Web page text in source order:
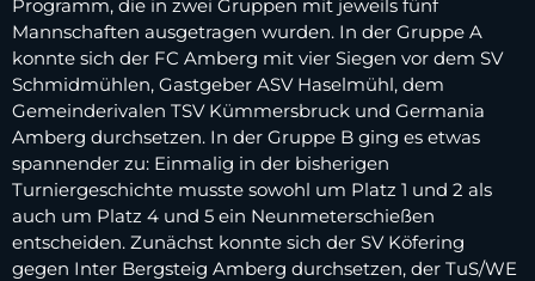
Programm, die in zwei Gruppen mit jeweils fünf
Mannschaften ausgetragen wurden. In der Gruppe A
konnte sich der FC Amberg mit vier Siegen vor dem SV
Schmidmühlen, Gastgeber ASV Haselmühl, dem
Gemeinderivalen TSV Kümmersbruck und Germania
Amberg durchsetzen. In der Gruppe B ging es etwas
spannender zu: Einmalig in der bisherigen
Turniergeschichte musste sowohl um Platz 1 und 2 als
auch um Platz 4 und 5 ein Neunmeterschießen
entscheiden. Zunächst konnte sich der SV Köfering
gegen Inter Bergsteig Amberg durchsetzen, der TuS/WE